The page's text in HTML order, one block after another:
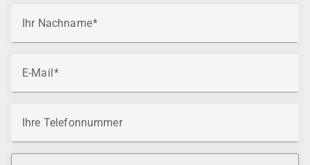
Ihr Nachname
E-Mail
Ihre Telefonnummer